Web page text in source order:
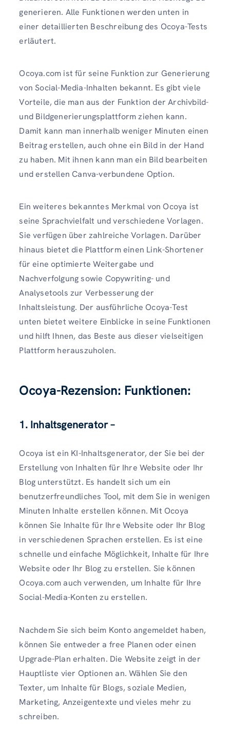
generieren. Alle Funktionen werden unten in
einer detaillierten Beschreibung des Ocoya-Tests
erläutert.
Ocoya.com ist für seine Funktion zur Generierung
von Social-Media-Inhalten bekannt. Es gibt viele
Vorteile, die man aus der Funktion der Archivbild-
und Bildgenerierungsplattform ziehen kann.
Damit kann man innerhalb weniger Minuten einen
Beitrag erstellen, auch ohne ein Bild in der Hand
zu haben. Mit ihnen kann man ein Bild bearbeiten
und erstellen Canva-verbundene Option.
Ein weiteres bekanntes Merkmal von Ocoya ist
seine Sprachvielfalt und verschiedene Vorlagen.
Sie verfügen über zahlreiche Vorlagen. Darüber
hinaus bietet die Plattform einen Link-Shortener
für eine optimierte Weitergabe und
Nachverfolgung sowie Copywriting- und
Analysetools zur Verbesserung der
Inhaltsleistung. Der ausführliche Ocoya-Test
unten bietet weitere Einblicke in seine Funktionen
und hilft Ihnen, das Beste aus dieser vielseitigen
Plattform herauszuholen.
Ocoya-Rezension: Funktionen:
1. Inhaltsgenerator –
Ocoya ist ein KI-Inhaltsgenerator, der Sie bei der
Erstellung von Inhalten für Ihre Website oder Ihr
Blog unterstützt. Es handelt sich um ein
benutzerfreundliches Tool, mit dem Sie in wenigen
Minuten Inhalte erstellen können. Mit Ocoya
können Sie Inhalte für Ihre Website oder Ihr Blog
in verschiedenen Sprachen erstellen. Es ist eine
schnelle und einfache Möglichkeit, Inhalte für Ihre
Website oder Ihr Blog zu erstellen. Sie können
Ocoya.com auch verwenden, um Inhalte für Ihre
Social-Media-Konten zu erstellen.
Nachdem Sie sich beim Konto angemeldet haben,
können Sie entweder a free Planen oder einen
Upgrade-Plan erhalten. Die Website zeigt in der
Hauptliste vier Optionen an. Wählen Sie den
Texter, um Inhalte für Blogs, soziale Medien,
Marketing, Anzeigentexte und vieles mehr zu
schreiben.